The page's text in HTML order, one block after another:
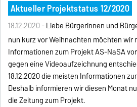
Aktueller Projektstatus 12/2020
18.12.2020 -Liebe Bürgerinnen und
nun kurz vor Weihnachten möchten wir
Informationen zum Projekt AS-NaSA
gegen eine Videoaufzeichnung
18.12.2020 die meisten Informationen
Deshalb informieren wir diesen Monat
die Zeitung zum Projekt.